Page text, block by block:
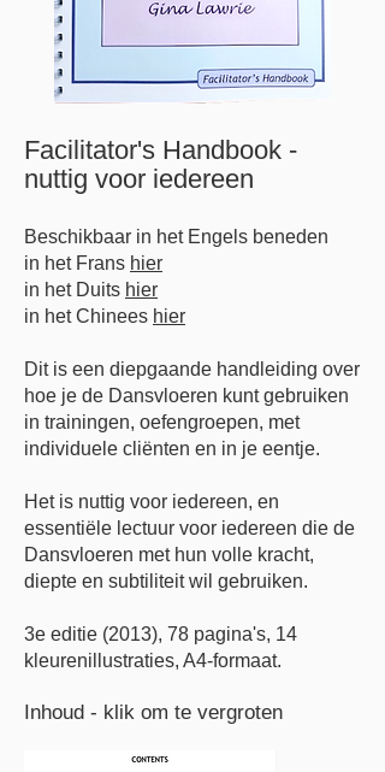
Facilitator's Handbook -
nuttig voor iedereen
Beschikbaar in het Engels beneden
in het Frans hier
in het Duits hier
in het Chinees hier
Dit is een diepgaande handleiding over
hoe je de Dansvloeren kunt gebruiken
in trainingen, oefengroepen, met
individuele cliënten en in je eentje.
Het is nuttig voor iedereen, en
essentiële lectuur voor iedereen die de
Dansvloeren met hun volle kracht,
diepte en subtiliteit wil gebruiken.
3e editie (2013), 78 pagina's, 14
kleurenillustraties, A4-formaat.
Inhoud - klik om te vergroten